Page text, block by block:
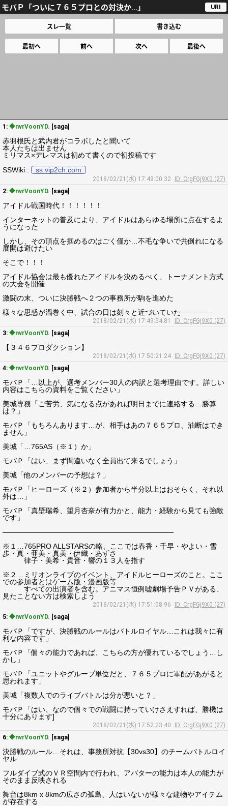
モバＰ「ついに７６５プロとの対決か…」 URI
スレ一覧 書き込む
最初へ 前へ 次へ 最後へ
1: ◆nvrVoonYD. [saga]
赤羽根氏と武内君がコラボしたと聞いて
本人たちは出ません
ミリマス×デレマスは初めて書くので初投稿です
SSWiki :
ss.vip2ch.com
2018/02/21(水) 17:49:00.32
ID: CrgFGj9X0 (27)
2: ◆nvrVoonYD. [saga]
アイドル戦国時代！！！！！！
インターネットの普及により、アイドルはあらゆる場所に点在するよ
うになった
しかし、その頂点を掴めるのはごく僅か…不毛な争いで共倒れになる
展開は避けたい
そこで！！！
アイドル協会は最も優れたアイドルを決めるべく、トーナメント方式
の大会を開催
激闘の末、ついに決勝戦へ２つの事務所が駒を進めた
様々な思惑が渦巻く中、試合の日は刻々と近づいていた――――
2018/02/21(水) 17:49:54.81
ID: CrgFGj9X0 (27)
3: ◆nvrVoonYD. [saga]
【３４６プロダクション】
2018/02/21(水) 17:50:21.24
ID: CrgFGj9X0 (27)
4: ◆nvrVoonYD. [saga]
モバＰ「…以上が、選考メンバー30人の内訳と選考理由です。詳しい
内容はこちらの資料をご覧ください」
美城専務「ご苦労、気になる点があれば明日までに連絡する…勝算
は？」
モバＰ「もちろんあります…が、相手はあの７６５プロ、油断はでき
ません」
美城「…765AS（※１）か」
モバＰ「はい、まず間違いなく全員出て来るでしょう」
美城「他のメンバーの予想は？」
モバＰ「ヒーローズ（※２）参加者から半分以上はおそらく、それ以
外は…」
モバＰ「真壁瑞希、望月杏奈が有力かと、能力・経験から見ても強敵
です」
――――――――――――――――――――――――
※１…765PRO ALLSTARSの略、ここでは春香・千早・やよい・雪
歩・真・亜美・真美・伊織・あずさ
律子・美希・貴音・響の１３人を指す
※２…ミリオンライブのイベント、アイドルヒーローズのこと。ここ
での参加者とはゲーム版・漫画版等
すべての出演者を含む。アニマス恒例嘘劇場予告ＰＶがある、
見たことない方は検索しよう
2018/02/21(水) 17:51:08.96
ID: CrgFGj9X0 (27)
5: ◆nvrVoonYD. [saga]
モバＰ「ですが、決勝戦のルールはバトルロイヤル…これは我々に有
利な内容です」
モバＰ「個々の能力であれば、こちらの方が優れているでしょう…し
かし」
モバＰ「ユニットやグループ単位だと、７６５プロに軍配があがると
思われます」
美城「複数人でのライブバトルは分が悪いと？」
モバＰ「はい、なので個々での戦闘に持っていけさえすれば、勝機は
十分にあります]
2018/02/21(水) 17:52:23.40
ID: CrgFGj9X0 (27)
6: ◆nvrVoonYD. [saga]
決勝戦のルール…それは、事務所対抗【30vs30】のチームバトルロイ
ヤル
フルダイブ式のＶＲ空間内で行われ、アバターの能力は本人の能力が
そのまま反映される
舞台は8km x 8kmの広さの孤島、人はいないが様々な建物やアイテム
が存在する